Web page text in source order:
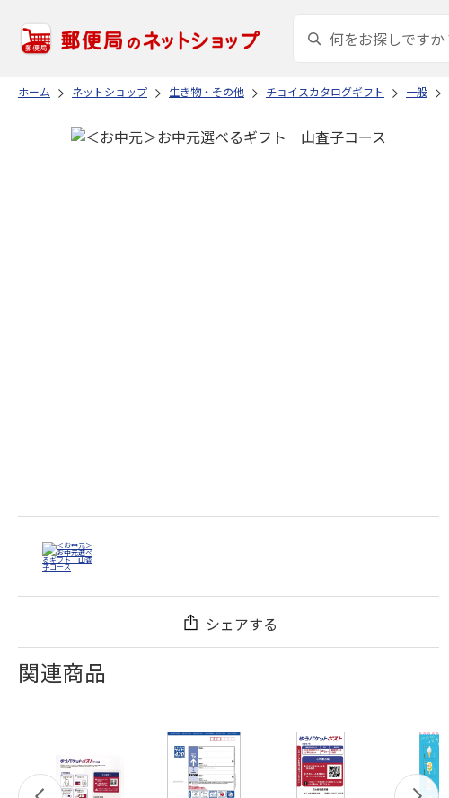
ホーム ネットショップ 生き物・その他 チョイスカタログギフト 一般
シェアする
関連商品